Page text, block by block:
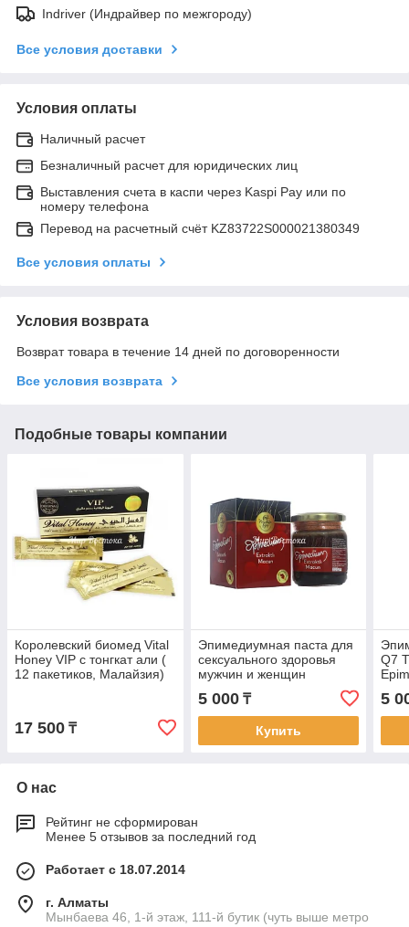
Indriver (Индрайвер по межгороду)
Все условия доставки
Условия оплаты
Наличный расчет
Безналичный расчет для юридических лиц
Выставления счета в каспи через Kaspi Pay или по
номеру телефона
Перевод на расчетный счёт KZ83722S000021380349
Все условия оплаты
Условия возврата
Возврат товара в течение 14 дней по договоренности
Все условия возврата
Подобные товары компании
Королевский биомед Vital
Honey VIP с тонгкат али (
12 пакетиков, Малайзия)
17 500 ₸
Эпимедиумная паста для
сексуального здоровья
мужчин и женщин
Epimedyum Ekstraktlı
Macun Mustafa Bey (240 г)
5 000₸
Купить
Q7
5
О нас
Рейтинг не сформирован
Менее 5 отзывов за последний год
Работает с 18.07.2014
г. Алматы
Мынбаева 46, 1-й этаж, 111-й бутик (чуть выше метро